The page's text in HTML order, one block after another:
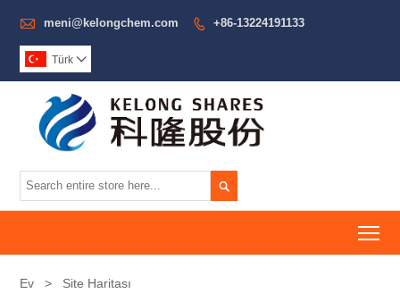
 meni@kelongchem.com  +86-13224191133
Türk 

Ev > Site Haritası